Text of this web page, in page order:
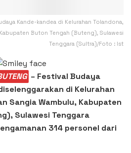
Kande-kandea di Kelurahan Tolandona,
Buton Tengah (Buteng), Sulawesi
Tenggara (Sultra)/Foto : Ist
– Festival Budaya
di Kelurahan
Sangia Wambulu, Kabupaten
Sulawesi Tenggara
314 personel dari